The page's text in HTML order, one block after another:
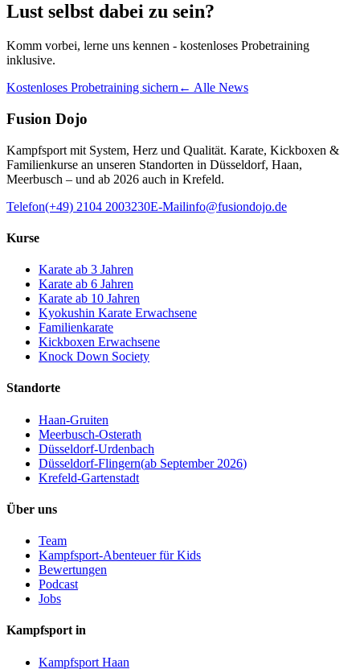
Lust selbst dabei zu sein?
Komm vorbei, lerne uns kennen - kostenloses Probetraining
inklusive.
Kostenloses Probetraining sichern ← Alle News
Fusion Dojo
Kampfsport mit System, Herz und Qualität. Karate, Kickboxen &
Familienkurse an unseren Standorten in Düsseldorf, Haan,
Meerbusch – und ab 2026 auch in Krefeld.
Telefon(+49) 2104 2003230E-Mailinfo@fusiondojo.de
Kurse
Karate ab 3 Jahren
Karate ab 6 Jahren
Karate ab 10 Jahren
Kyokushin Karate Erwachsene
Familienkarate
Kickboxen Erwachsene
Knock Down Society
Standorte
Haan-Gruiten
Meerbusch-Osterath
Düsseldorf-Urdenbach
Düsseldorf-Flingern(ab September 2026)
Krefeld-Gartenstadt
Über uns
Team
Kampfsport-Abenteuer für Kids
Bewertungen
Podcast
Jobs
Kampfsport in
Kampfsport Haan